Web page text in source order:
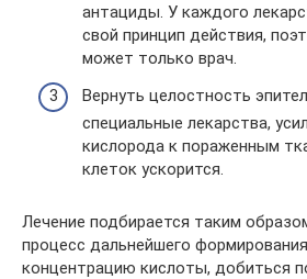
антациды. У каждого
свой принцип действия,
может только врач.
Вернуть целостность
специальные лекарства,
кислорода к пораженным
клеток ускорится.
Лечение подбирается таким
процесс дальнейшего
концентрацию кислоты, добиться